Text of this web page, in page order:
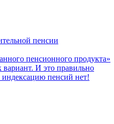
пенсии
пенсионного продукта»
И это правильно
пенсий нет!